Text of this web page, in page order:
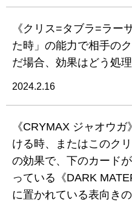
《クリス=タブラ=ラー
た時」の能力で相手の
だ場合、効果はどう処
2024.2.16
《CRYMAX ジャオウ
ける時、またはこのク
の効果で、下のカード
っている《DARK
に置かれている表向き